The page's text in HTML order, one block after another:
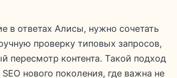
в ответах Алисы, нужно сочетать
проверку типовых запросов,
пересмотр контента. Такой подход
нового поколения, где важна не